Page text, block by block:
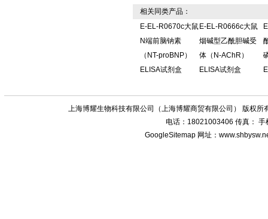
相关同类产品：
E-EL-R0670c大鼠
N端前脑钠素
（NT-proBNP）
ELISA试剂盒
E-EL-R0666c大鼠
烟碱型乙酰胆碱受
体（N-AChR）
ELISA试剂盒
上海博耀生物科技有限公司（上海博耀商贸有限公司） 版权所
电话：18021003406 传真： 手
GoogleSitemap 网址：